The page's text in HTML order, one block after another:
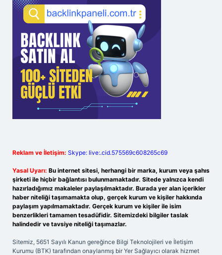
Reklam ve İletişim: Skype: live:.cid.575569c608265c69
Yasal Uyarı: Bu internet sitesi, herhangi bir marka, kurum veya şahıs
şirketi ile hiçbir bağlantısı bulunmamaktadır. Sitede yalnızca kendi
hazırladığımız makaleler paylaşılmaktadır. Burada yer alan içerikler
haber niteliği taşımamakta olup, gerçek kurum ve kişiler hakkında
paylaşım yapılmamaktadır. Gerçek kurum ve kişiler ile isim
benzerlikleri tamamen tesadüfidir. Sitemizdeki bilgiler taslak
halindedir ve tavsiye niteliği taşımazlar.
Sitemiz, 5651 Sayılı Kanun gereğince Bilgi Teknolojileri ve İletişim
Kurumu (BTK) tarafından onaylanmış bir Yer Sağlayıcı olarak hizmet